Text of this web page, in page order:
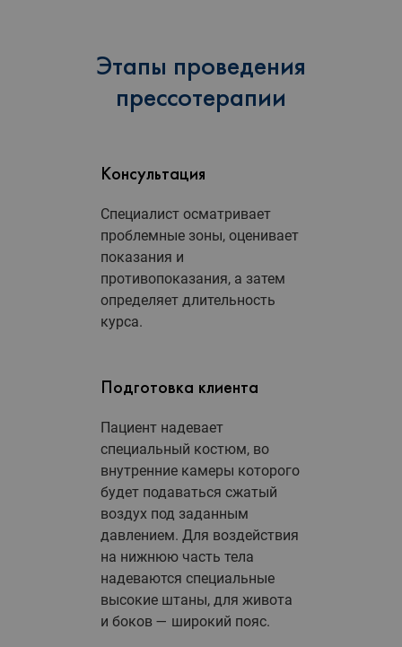
Этапы проведения
прессотерапии
Консультация
Специалист осматривает
проблемные зоны, оценивает
показания и
противопоказания, а затем
определяет длительность
курса.
Подготовка клиента
Пациент надевает
специальный костюм, во
внутренние камеры которого
будет подаваться сжатый
воздух под заданным
давлением. Для воздействия
на нижнюю часть тела
надеваются специальные
высокие штаны, для живота
и боков — широкий пояс.